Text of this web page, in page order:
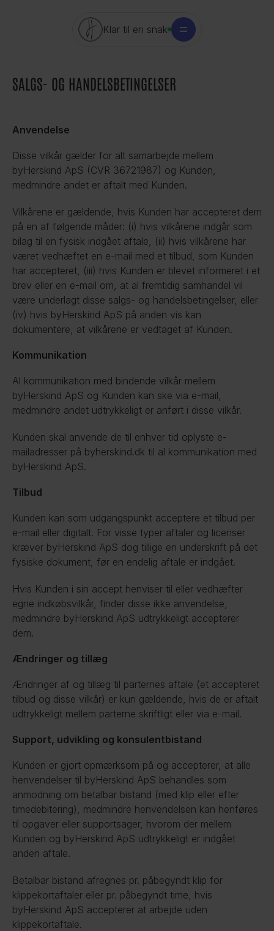
Klar til en snak
SALGS- OG HANDELSBETINGELSER
Anvendelse
Disse vilkår gælder for alt samarbejde mellem
byHerskind ApS (CVR 36721987) og Kunden,
medmindre andet er aftalt med Kunden.
Vilkårene er gældende, hvis Kunden har accepteret dem
på en af følgende måder: (i) hvis vilkårene indgår som
bilag til en fysisk indgået aftale, (ii) hvis vilkårene har
været vedhæftet en e-mail med et tilbud, som Kunden
har accepteret, (iii) hvis Kunden er blevet informeret i et
brev eller en e-mail om, at al fremtidig samhandel vil
være underlagt disse salgs- og handelsbetingelser, eller
(iv) hvis byHerskind ApS på anden vis kan
dokumentere, at vilkårene er vedtaget af Kunden.
Kommunikation
Al kommunikation med bindende vilkår mellem
byHerskind ApS og Kunden kan ske via e-mail,
medmindre andet udtrykkeligt er anført i disse vilkår.
Kunden skal anvende de til enhver tid oplyste e-
mailadresser på byherskind.dk til al kommunikation med
byHerskind ApS.
Tilbud
Kunden kan som udgangspunkt acceptere et tilbud per
e-mail eller digitalt. For visse typer aftaler og licenser
kræver byHerskind ApS dog tillige en underskrift på det
fysiske dokument, før en endelig aftale er indgået.
Hvis Kunden i sin accept henviser til eller vedhæfter
egne indkøbsvilkår, finder disse ikke anvendelse,
medmindre byHerskind ApS udtrykkeligt accepterer
dem.
Ændringer og tillæg
Ændringer af og tillæg til parternes aftale (et accepteret
tilbud og disse vilkår) er kun gældende, hvis de er aftalt
udtrykkeligt mellem parterne skriftligt eller via e-mail.
Support, udvikling og konsulentbistand
Kunden er gjort opmærksom på og accepterer, at alle
henvendelser til byHerskind ApS behandles som
anmodning om betalbar bistand (med klip eller efter
timedebitering), medmindre henvendelsen kan henføres
til opgaver eller supportsager, hvorom der mellem
Kunden og byHerskind ApS udtrykkeligt er indgået
anden aftale.
Betalbar bistand afregnes pr. påbegyndt klip for
klippekortaftaler eller pr. påbegyndt time, hvis
byHerskind ApS accepterer at arbejde uden
klippekortaftale.